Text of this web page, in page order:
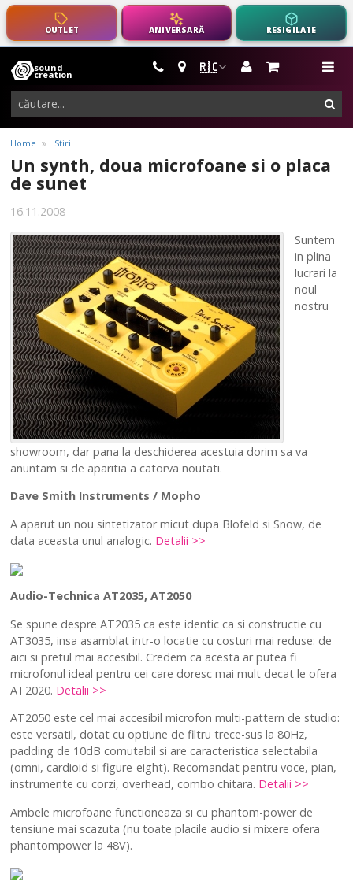
OUTLET ANIVERSARĂ RESIGILATE
🇷🇴
sound
creation
instrumente
muzicale,
echipamente
pro-
audio
Home Stiri
Un synth, doua microfoane si o placa
de sunet
16.11.2008
Suntem
in plina
lucrari la
noul
nostru
showroom, dar pana la deschiderea acestuia dorim sa va
anuntam si de aparitia a catorva noutati.
Dave Smith Instruments / Mopho
A aparut un nou sintetizator micut dupa Blofeld si Snow, de
data aceasta unul analogic. Detalii >>
Audio-Technica AT2035, AT2050
Se spune despre AT2035 ca este identic ca si constructie cu
AT3035, insa asamblat intr-o locatie cu costuri mai reduse: de
aici si pretul mai accesibil. Credem ca acesta ar putea fi
microfonul ideal pentru cei care doresc mai mult decat le ofera
AT2020. Detalii >>
AT2050 este cel mai accesibil microfon multi-pattern de studio:
este versatil, dotat cu optiune de filtru trece-sus la 80Hz,
padding de 10dB comutabil si are caracteristica selectabila
(omni, cardioid si figure-eight). Recomandat pentru voce, pian,
instrumente cu corzi, overhead, combo chitara. Detalii >>
Ambele microfoane functioneaza si cu phantom-power de
tensiune mai scazuta (nu toate placile audio si mixere ofera
phantompower la 48V).